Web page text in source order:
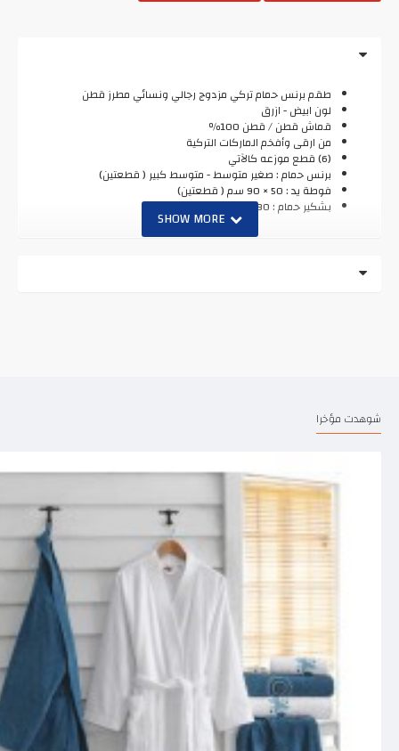
طقم برنس حمام تركي مزدوج رجالي ونسائي مطرز قطن
لون ابيض - ازرق
قماش قطن / قطن 100٪
من ارقى وأفخم الماركات التركية
(6) قطع موزعه كالآتي
برنس حمام : صغير متوسط - متوسط كبير ( قطعتين)
فوطة يد : 50 × 90 سم ( قطعتين)
بشكير حمام : 80 × 150 سم (قطعتين)
شوهدت مؤخرا